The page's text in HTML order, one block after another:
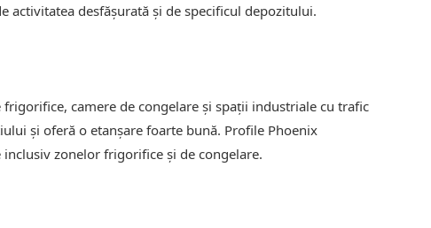
activitatea desfășurată și de specificul depozitului.
camere de congelare și spații industriale cu trafic
și oferă o etanșare foarte bună. Profile Phoenix
zonelor frigorifice și de congelare.